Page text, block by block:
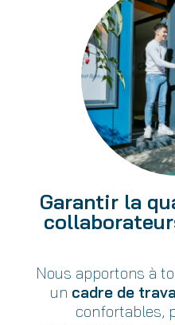
Garantir la
Nous apportons à
un cadre de
confortables,